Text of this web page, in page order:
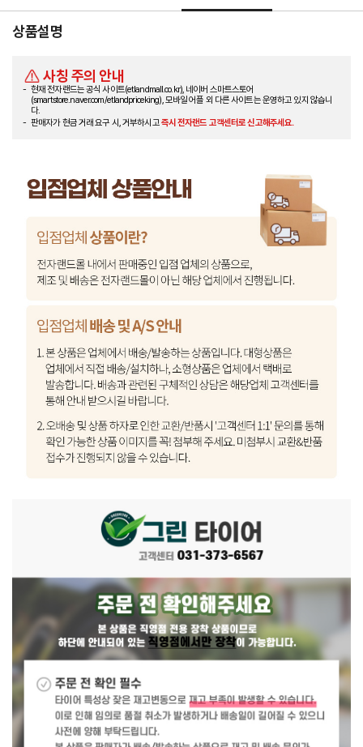
상품설명
사칭 주의 안내
현재 전자랜드는 공식 사이트(etlandmall.co.kr), 네이버 스마트스토어
(smartstore.naver.com/etlandpriceking), 모바일 어플 외 다른 사이트는 운영하고 있지 않습니
다.
판매자가 현금 거래 요구 시, 거부하시고즉시 전자랜드 고객센터로 신고해주세요.